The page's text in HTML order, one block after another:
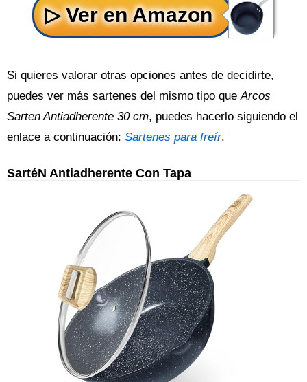
Si quieres valorar otras opciones antes de decidirte,
puedes ver más sartenes del mismo tipo que Arcos
Sarten Antiadherente 30 cm, puedes hacerlo siguiendo el
enlace a continuación: Sartenes para freír.
SartéN Antiadherente Con Tapa